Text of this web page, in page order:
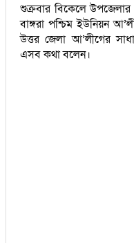
শুক্রবার বিকেলে উপজেলার
বাঙ্গরা পশ্চিম ইউনিয়ন
উত্তর জেলা আ’লীগের
এসব কথা বলেন।